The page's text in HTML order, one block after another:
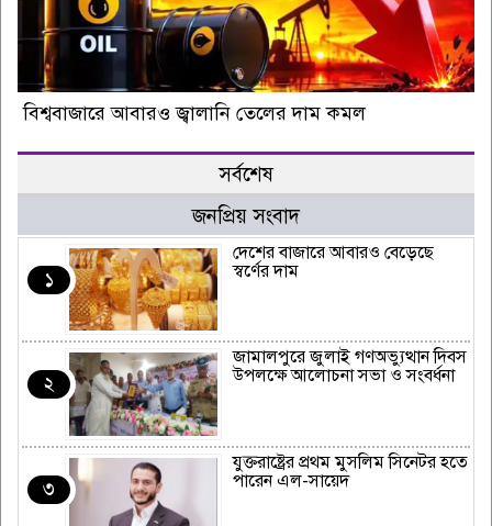
বিশ্ববাজারে আবারও জ্বালানি তেলের দাম কমল
সর্বশেষ
জনপ্রিয় সংবাদ
১
দেশের বাজারে আবারও বেড়েছে
স্বর্ণের দাম
২
জামালপুরে জুলাই গণঅভ্যুত্থান দিবস
উপলক্ষে আলোচনা সভা ও সংবর্ধনা
৩
যুক্তরাষ্ট্রের প্রথম মুসলিম সিনেটর হতে
পারেন এল-সায়েদ